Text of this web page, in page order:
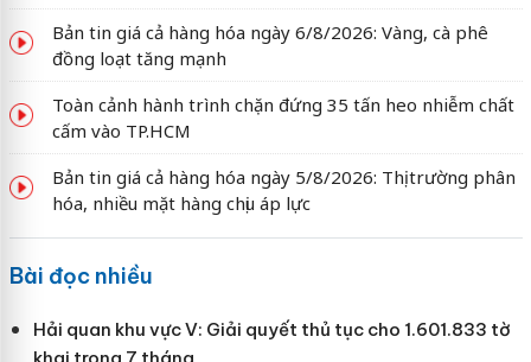
Bản tin giá cả hàng hóa ngày 6/8/2026: Vàng, cà phê
đồng loạt tăng mạnh
Toàn cảnh hành trình chặn đứng 35 tấn heo nhiễm chất
cấm vào TP.HCM
Bản tin giá cả hàng hóa ngày 5/8/2026: Thị trường phân
hóa, nhiều mặt hàng chịu áp lực
Bài đọc nhiều
Hải quan khu vực V: Giải quyết thủ tục cho 1.601.833 tờ